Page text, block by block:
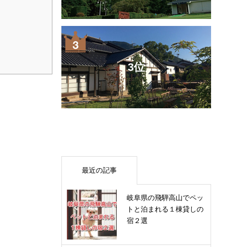
3位
最近の記事
岐阜県の飛騨高山でペッ
トと泊まれる１棟貸しの
宿２選